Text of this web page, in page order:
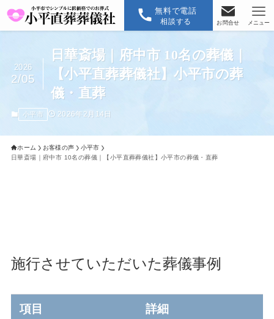
無料で電話
相談する お問合せ メニュー
日華斎場｜府中市 10名の葬儀｜
【小平直葬葬儀社】小平市の葬
儀・直葬
2026
2/05
小平市 2026年2月14日
ホーム お客様の声
小平市
日華斎場｜府中市 10名の葬儀｜【小平直葬葬儀社】小平市の葬儀・直葬
施行させていただいた葬儀事例
項目 詳細